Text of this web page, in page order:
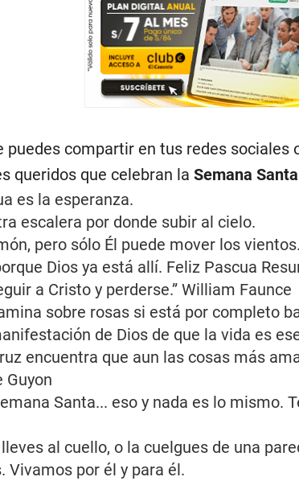
puedes compartir en tus redes
queridos que celebran laSemana Santa
es la esperanza.
escalera por donde subir al cielo.
pero sólo Él puede mover los
Dios ya está allí. Feliz Pascua
a Cristo y perderse.” William Faunce
sobre rosas si está por completo
de Dios de que la vida es
encuentra que aun las cosas más
Guyon
Santa... eso y nada es lo mismo.
al cuello, o la cuelgues de una
Vivamos por él y para él.